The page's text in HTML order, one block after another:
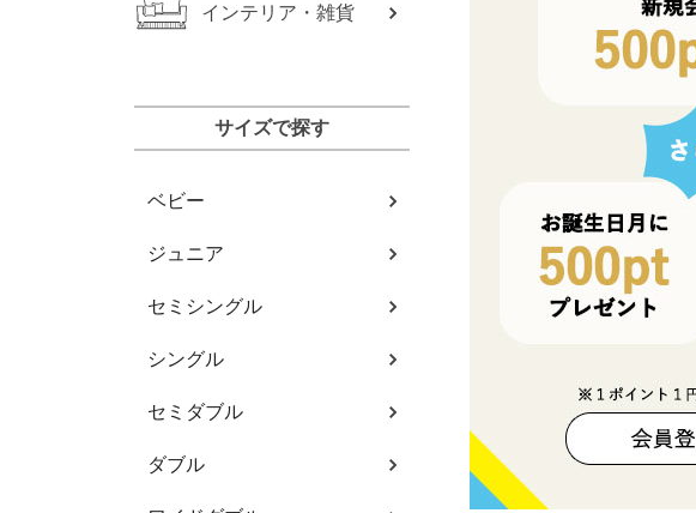
インテリア・雑貨
サイズで探す
ベビー
ジュニア
セミシングル
シングル
セミダブル
ダブル